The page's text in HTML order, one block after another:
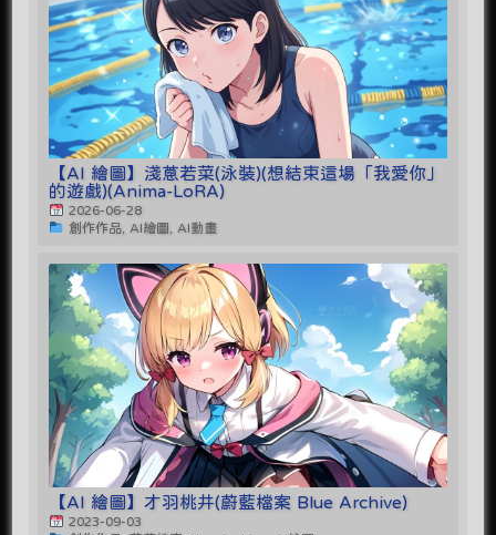
【AI 繪圖】淺蔥若菜(泳裝)(想結束這場「我愛你」
的遊戲)(Anima-LoRA)
2026-06-28
創作作品, AI繪圖, AI動畫
【AI 繪圖】才羽桃井(蔚藍檔案 Blue Archive)
2023-09-03